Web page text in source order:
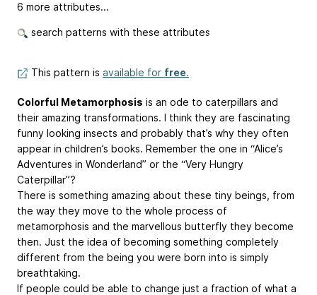
6 more attributes...
search patterns with these attributes
This pattern is available for free.
Colorful Metamorphosis is an ode to caterpillars and
their amazing transformations. I think they are fascinating
funny looking insects and probably that’s why they often
appear in children’s books. Remember the one in “Alice’s
Adventures in Wonderland” or the “Very Hungry
Caterpillar”?
There is something amazing about these tiny beings, from
the way they move to the whole process of
metamorphosis and the marvellous butterfly they become
then. Just the idea of becoming something completely
different from the being you were born into is simply
breathtaking.
If people could be able to change just a fraction of what a